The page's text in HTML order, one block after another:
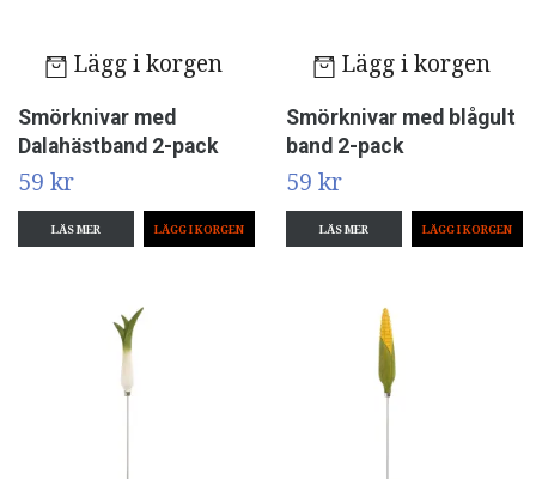
Lägg i korgen
Smörknivar med
Dalahästband 2-pack
59 kr
LÄS MER
Lägg i korgen
Smörknivar med blågult
band 2-pack
59 kr
LÄS MER